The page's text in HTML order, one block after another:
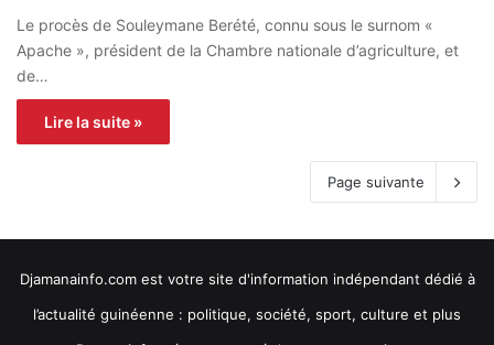
Le procès de Souleymane Berété, connu sous le surnom «
Apache », président de la Chambre nationale d’agriculture, et
de…
Lire la suite »
Page suivante
Djamanainfo.com est votre site d'information indépendant dédié à
l’actualité guinéenne : politique, société, sport, culture et plus